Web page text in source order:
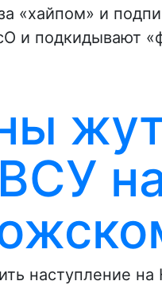
«хайпом» и
и подкидывают
наступление